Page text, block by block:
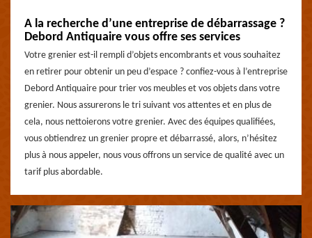
A la recherche d’une entreprise de débarrassage ?
Debord Antiquaire vous offre ses services
Votre grenier est-il rempli d’objets encombrants et vous souhaitez
en retirer pour obtenir un peu d’espace ? confiez-vous à l’entreprise
Debord Antiquaire pour trier vos meubles et vos objets dans votre
grenier. Nous assurerons le tri suivant vos attentes et en plus de
cela, nous nettoierons votre grenier. Avec des équipes qualifiées,
vous obtiendrez un grenier propre et débarrassé, alors, n’hésitez
plus à nous appeler, nous vous offrons un service de qualité avec un
tarif plus abordable.